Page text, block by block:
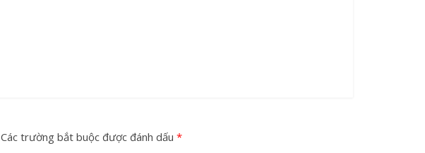
Các trường bắt buộc được đánh dấu*